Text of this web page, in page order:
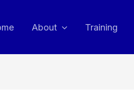
About Training